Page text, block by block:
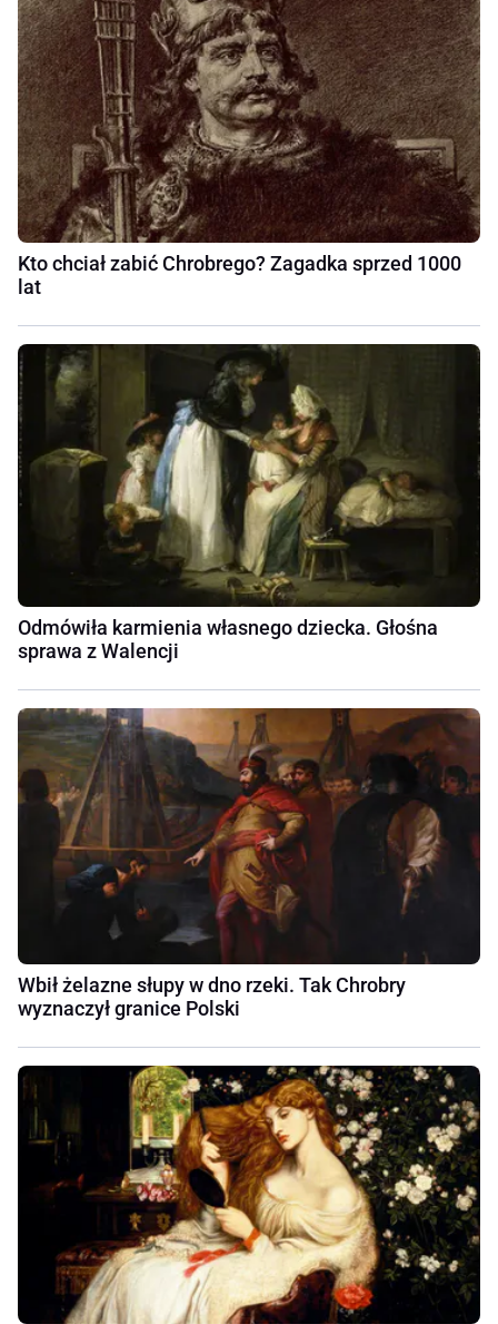
Kto chciał zabić Chrobrego? Zagadka sprzed 1000
lat
Odmówiła karmienia własnego dziecka. Głośna
sprawa z Walencji
Wbił żelazne słupy w dno rzeki. Tak Chrobry
wyznaczył granice Polski